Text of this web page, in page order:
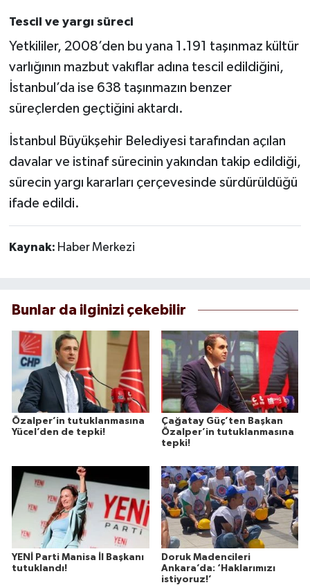
Tescil ve yargı süreci
Yetkililer, 2008’den bu yana 1.191 taşınmaz kültür
varlığının mazbut vakıflar adına tescil edildiğini,
İstanbul’da ise 638 taşınmazın benzer
süreçlerden geçtiğini aktardı.
İstanbul Büyükşehir Belediyesi tarafından açılan
davalar ve istinaf sürecinin yakından takip edildiği,
sürecin yargı kararları çerçevesinde sürdürüldüğü
ifade edildi.
Kaynak: Haber Merkezi
Bunlar da ilginizi çekebilir
Özalper’in tutuklanmasına
Yücel’den de tepki!
Çağatay Güç’ten Başkan
Özalper’in tutuklanmasına
tepki!
YENİ Parti Manisa İl Başkanı
tutuklandı!
Doruk Madencileri
Ankara’da: ‘Haklarımızı
istiyoruz!’